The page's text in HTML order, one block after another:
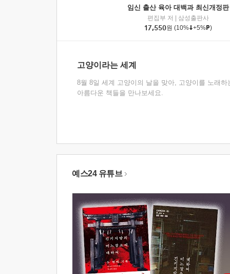
임신 출산 육아 대백과 최신개정판
편집부 저
삼성출판사
17,550원 (10% +5% )
고양이라는 세계
8월 8일 세계 고양이의 날을 맞아, 고양이를 노래하
아름다운 책들을 만나보세요.
예스24 유튜브